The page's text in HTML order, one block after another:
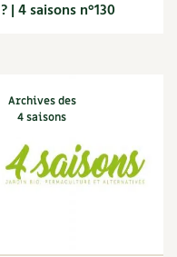
? | 4 saisons n°130
Archives des
4 saisons